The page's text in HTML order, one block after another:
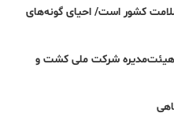
کشور است/ احیای گونه‌های
هیئت‌مدیره شرکت ملی کشت و